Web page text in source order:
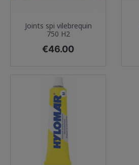
Joints spi vilebrequin
750 H2
Price
€46.00